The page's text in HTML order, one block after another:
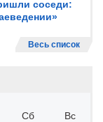
соседи:
Весь список
Сб
Вс